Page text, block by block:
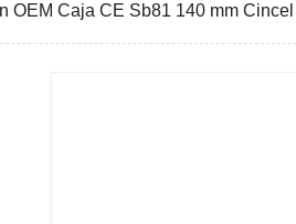
OEM Caja CE Sb81 140 mm